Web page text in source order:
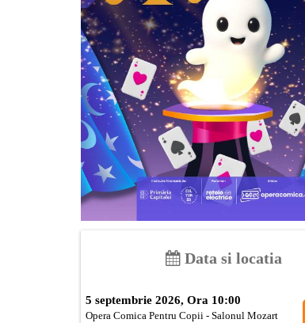
Data si locatia
5 septembrie 2026, Ora 10:00
Opera Comica Pentru Copii - Salonul Mozart